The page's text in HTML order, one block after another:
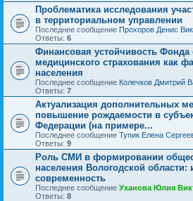
Проблематика исследования
в территориальном управлении
Последнее сообщение Прохоров Денис
Ответы: 6
Финансовая устойчивость Фонда
медицинского страхования как
населения
Последнее сообщение Колечков Дмитрий
Ответы: 7
Актуализация дополнительных
повышение рождаемости в
Федерации (на примере...
Последнее сообщение Тупик Елена
Ответы: 9
Роль СМИ в формировании
населения Вологодской области:
современность
Последнее сообщение Уханова Юлия
Ответы: 8